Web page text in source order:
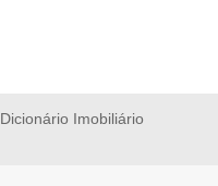
Dicionário Imobiliário